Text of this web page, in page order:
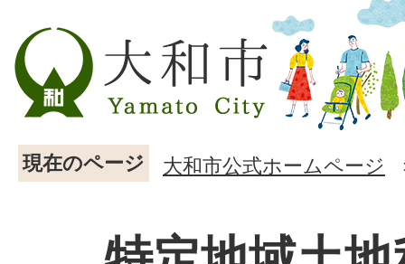
現在のページ 大和市公式ホームページ